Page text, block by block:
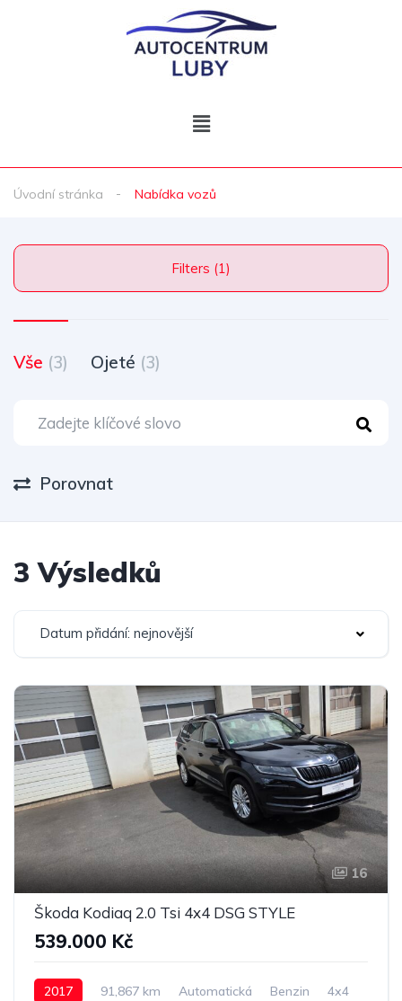
Úvodní stránka Nabídka vozů
Filters (1)
Vše (3) Ojeté (3)
Porovnat
3 Výsledků
Datum přidání: nejnovější
16
Škoda Kodiaq 2.0 Tsi 4x4 DSG STYLE
539.000 Kč
2017 91,867 km Automatická Benzin 4x4